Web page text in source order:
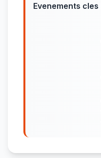
Evenements cles